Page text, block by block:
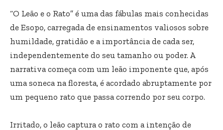
“O Leão e o Rato” é uma das fábulas mais conhecidas
de Esopo, carregada de ensinamentos valiosos sobre
humildade, gratidão e a importância de cada ser,
independentemente do seu tamanho ou poder. A
narrativa começa com um leão imponente que, após
uma soneca na floresta, é acordado abruptamente por
um pequeno rato que passa correndo por seu corpo.
Irritado, o leão captura o rato com a intenção de